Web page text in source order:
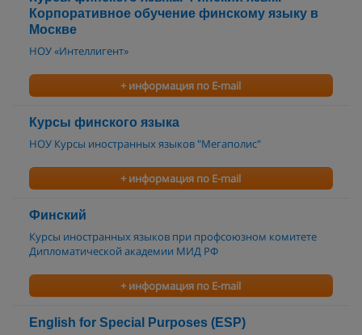
Корпоративное обучение финскому языку в
Москве
НОУ «Интеллигент»
+ информация по E-mail
Курсы финского языка
НОУ Курсы иностранных языков "Мегаполис"
+ информация по E-mail
Финский
Курсы иностранных языков при профсоюзном комитете
Дипломатической академии МИД РФ
+ информация по E-mail
English for Special Purposes (ESP)